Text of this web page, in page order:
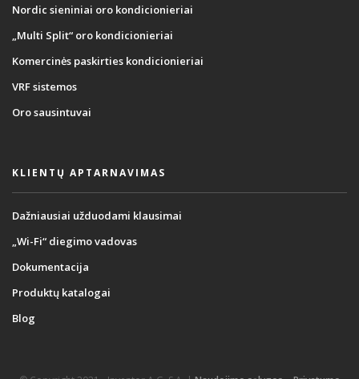
Nordic sieniniai oro kondicionieriai
„Multi Split“ oro kondicionieriai
Komercinės paskirties kondicionieriai
VRF sistemos
Oro sausintuvai
KLIENTŲ APTARNAVIMAS
Dažniausiai užduodami klausimai
„Wi-Fi“ diegimo vadovas
Dokumentacija
Produktų katalogai
Blog